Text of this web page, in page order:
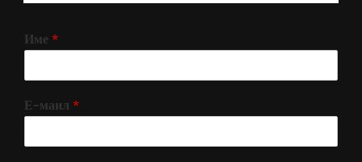
Име *
Е-маил *